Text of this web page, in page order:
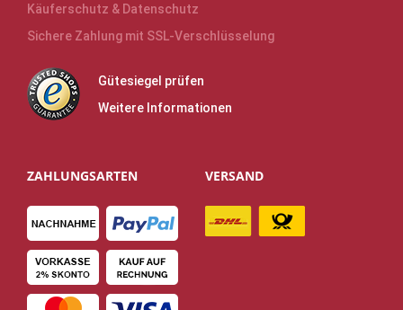
Käuferschutz & Datenschutz
Sichere Zahlung mit SSL-Verschlüsselung
Gütesiegel prüfen
Weitere Informationen
ZAHLUNGSARTEN VERSAND